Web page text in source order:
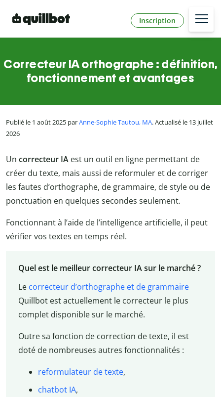
Inscription
Correcteur IA orthographe : définition,
fonctionnement et avantages
Publié le 1 août 2025 parAnne-Sophie Tautou, MA. Actualisé le 13 juillet
2026
Un correcteur IA est un outil en ligne permettant de
créer du texte, mais aussi de reformuler et de corriger
les fautes d’orthographe, de grammaire, de style ou de
ponctuation en quelques secondes seulement.
Fonctionnant à l’aide de l’intelligence artificielle, il peut
vérifier vos textes en temps réel.
Quel est le meilleur correcteur IA sur le marché ?
Le correcteur d’orthographe et de grammaire
Quillbot est actuellement le correcteur le plus
complet disponible sur le marché.
Outre sa fonction de correction de texte, il est
doté de nombreuses autres fonctionnalités :
reformulateur de texte,
chatbot IA,